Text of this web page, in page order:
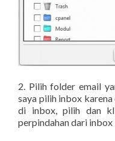
2. Pilih folder email
saya pilih inbox karena
di inbox, pilih dan
perpindahan dari